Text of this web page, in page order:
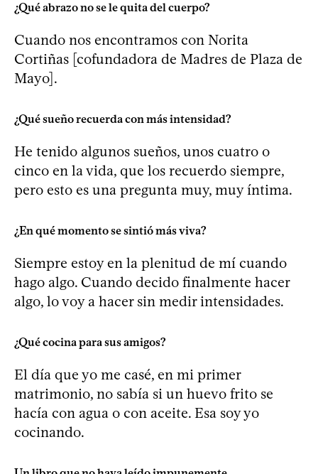
¿Qué abrazo no se le quita del cuerpo?
Cuando nos encontramos con Norita
Cortiñas [cofundadora de Madres de Plaza de
Mayo].
¿Qué sueño recuerda con más intensidad?
He tenido algunos sueños, unos cuatro o
cinco en la vida, que los recuerdo siempre,
pero esto es una pregunta muy, muy íntima.
¿En qué momento se sintió más viva?
Siempre estoy en la plenitud de mí cuando
hago algo. Cuando decido finalmente hacer
algo, lo voy a hacer sin medir intensidades.
¿Qué cocina para sus amigos?
El día que yo me casé, en mi primer
matrimonio, no sabía si un huevo frito se
hacía con agua o con aceite. Esa soy yo
cocinando.